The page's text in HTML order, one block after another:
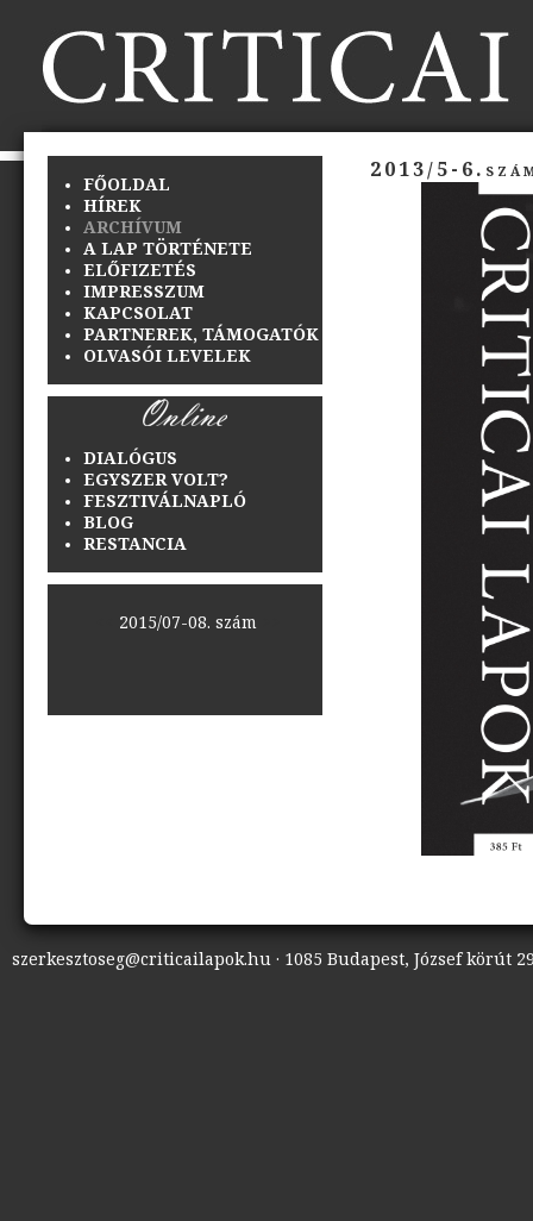
FŐOLDAL
HÍREK
ARCHÍVUM
A LAP TÖRTÉNETE
ELŐFIZETÉS
IMPRESSZUM
KAPCSOLAT
PARTNEREK, TÁMOGATÓK
OLVASÓI LEVELEK
DIALÓGUS
EGYSZER VOLT?
FESZTIVÁLNAPLÓ
BLOG
RESTANCIA
2015/07-08. szám>>
2013/5-
szerkesztoseg@criticailapok.hu · 1085 Budapest, József körút